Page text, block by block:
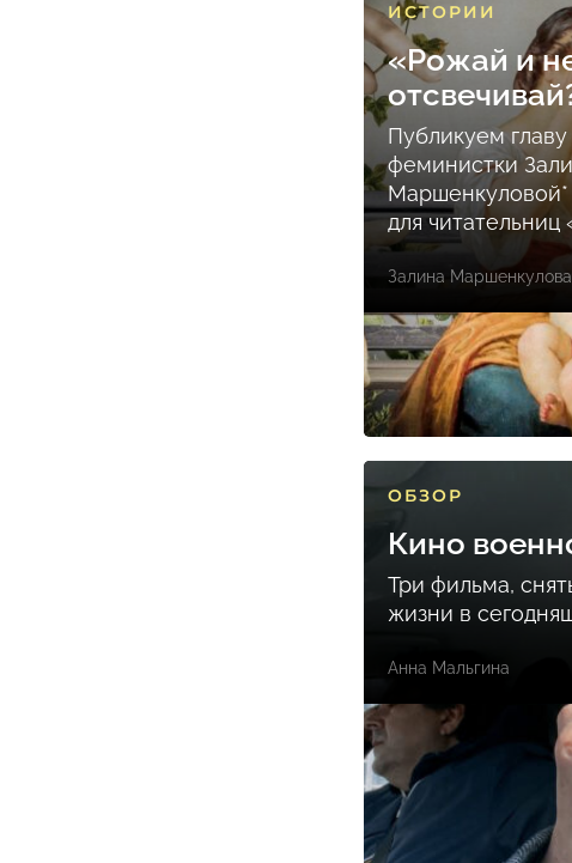
ИСТОРИИ
«Рожай и
Публикуем
феминистки
для читательниц
Залина
ОБЗОР
Кино
Три фильма,
жизни в
Анна Мальгина